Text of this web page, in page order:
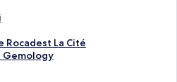
Rocadest La Cité
Gemology